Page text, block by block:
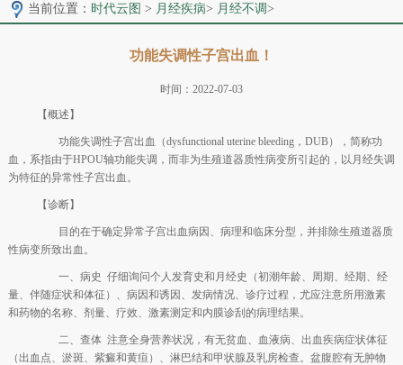
当前位置： 时代云图 > 月经疾病> 月经不调>
功能失调性子宫出血！
时间：2022-07-03
【概述】
功能失调性子宫出血（dysfunctional uterine bleeding，DUB），简称功
血，系指由于HPOU轴功能失调，而非为生殖道器质性病变所引起的，以月经失调
为特征的异常性子宫出血。
【诊断】
目的在于确定异常子宫出血病因、病理和临床分型，并排除生殖道器质
性病变所致出血。
一、病史 仔细询问个人发育史和月经史（初潮年龄、周期、经期、经
量、伴随症状和体征）、病因和诱因、发病情况、诊疗过程，尤应注意所用激素
和药物的名称、剂量、疗效、激素测定和内膜诊刮的病理结果。
二、查体 注意全身营养状况，有无贫血、血液病、出血疾病症状体征
（出血点、淤斑、紫癜和黄疸）、淋巴结和甲状腺及乳房检查。盆腹腔有无肿物